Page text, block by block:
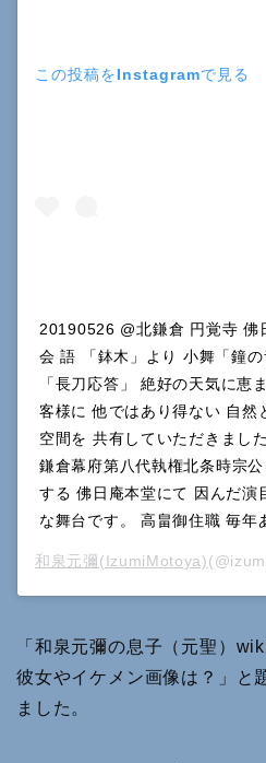
この投稿をInstagramで見る
20190526 @北鎌倉 円覚寺 佛
会 語 「鉢木」より 小舞「鐘
「長刀応答」 絶好の天気に
客様に 他ではあり得ない 自然
空間を 共有していただきまし
鎌倉幕府第八代執権北条時宗
する 佛日庵本堂にて 因んだ
な舞台です。 高畠御住職 毎年
和泉元彌(IzumiMotoya)
「和泉元彌の息子（元聖）
彼女やイケメン画像は？」と
ました。